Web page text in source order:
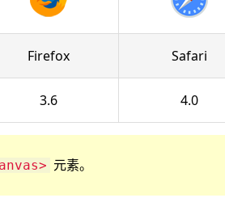
Firefox Safari
3.6 4.0
元素。